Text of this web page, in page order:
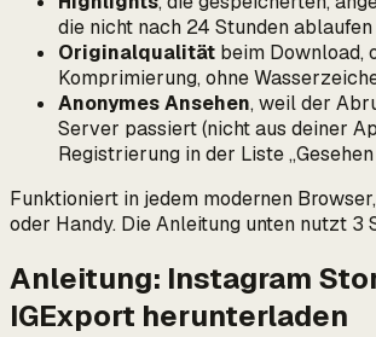
die nicht nach 24 Stunden ablaufen
Originalqualität beim Download,
Komprimierung, ohne
Anonymes Ansehen, weil der
Server passiert (nicht aus deiner
Registrierung in der Liste
Funktioniert in jedem modernen
oder Handy. Die Anleitung unten nutzt 3
Anleitung: Instagram
IGExport herunterladen